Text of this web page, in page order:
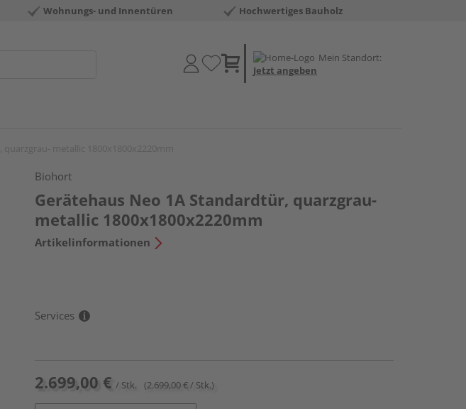
Wohnungs- und Innentüren Hochwertiges Bauholz
Mein Standort:
Jetzt angeben
Biohort
Gerätehaus Neo 1A Standardtür, quarzgrau-
metallic 1800x1800x2220mm
Artikelinformationen
Services
2.699,00 € / Stk. (2.699,00 € / Stk.)